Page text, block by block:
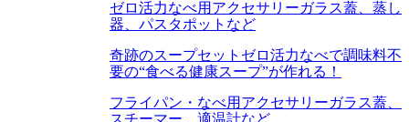
ゼロ活力なべ用アクセサリーガラス蓋、蒸し
器、パスタポットなど
奇跡のスープセット ゼロ活力なべで調味料不
要の“食べる健康スープ”が作れる！
フライパン・なべ用アクセサリーガラス蓋、
スチーマー、適温計など